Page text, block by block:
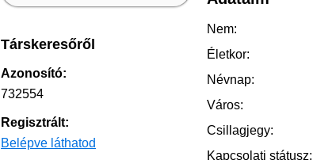
Nem:
Életkor:
Névnap:
Város:
Csillagjegy:
Kapcsolati státusz:
Társkeresőről
Azonosító:
732554
Regisztrált:
Belépve láthatod